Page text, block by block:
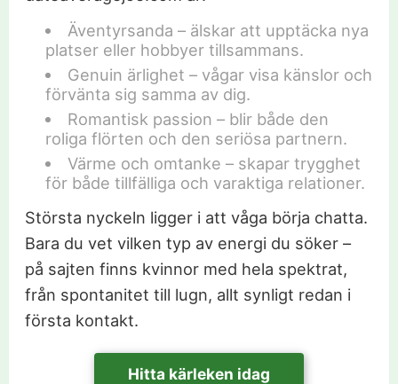
Äventyrsanda – älskar att upptäcka nya
platser eller hobbyer tillsammans.
Genuin ärlighet – vågar visa känslor och
förvänta sig samma av dig.
Romantisk passion – blir både den
roliga flörten och den seriösa partnern.
Värme och omtanke – skapar trygghet
för både tillfälliga och varaktiga relationer.
Största nyckeln ligger i att våga börja chatta.
Bara du vet vilken typ av energi du söker –
på sajten finns kvinnor med hela spektrat,
från spontanitet till lugn, allt synligt redan i
första kontakt.
Hitta kärleken idag